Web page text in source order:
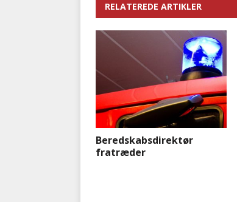
RELATEREDE ARTIKLER
Beredskabsdirektør
fratræder